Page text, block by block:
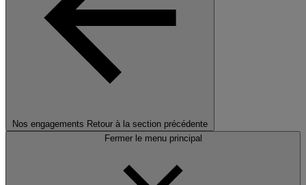
Nos engagements Retour à la section précédente
Fermer le menu principal